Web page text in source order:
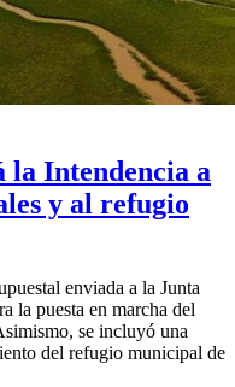
la Intendencia a
y al refugio
enviada a la Junta
la puesta en marcha del
se incluyó una
del refugio municipal de